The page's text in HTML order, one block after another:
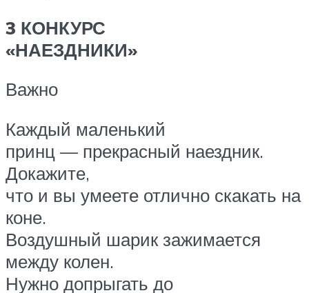
3 КОНКУРС
«НАЕЗДНИКИ»
Важно
Каждый маленький
принц — прекрасный наездник.
Докажите,
что и вы умеете отлично скакать на
коне.
Воздушный шарик зажимается
между колен.
Нужно допрыгать до